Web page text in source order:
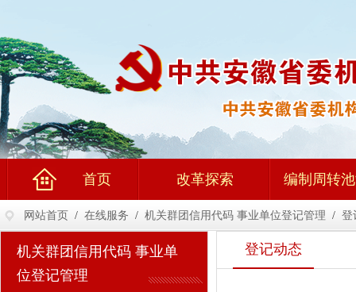
首页 改革探索 编制周转
网站首页 / 在线服务 / 机关群团信用代码 事业单位登记管理 / 登
机关群团信用代码 事业单
位登记管理
登记动态